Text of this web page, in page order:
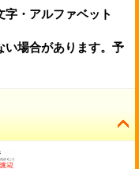
・アルファベット
い場合があります。予